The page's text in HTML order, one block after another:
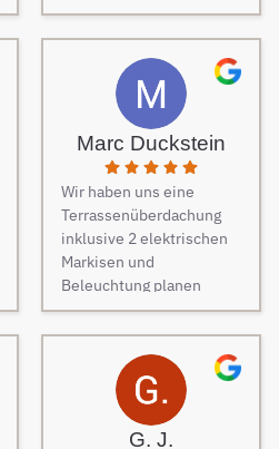
darstellt. Daher musste
dringend und schnell ein
Zaun her. Auf Empfehlung
von Freunden haben wir
unseren Zaun bei Berg
Zäune beauftragt und es
keine Sekunde bereut.
Dieser Tipp war wirklich
Gold wert! Von Angebot
bis zur Fertigstellung des
Zauns, verlief alles
absolut reibungslos. Alle
Fragen wurden im
Vorfeld schnell
beantwortet, auf
Sonderwünsche wurde
eingegangen und
Verständigungsprobleme
gab es auch keine, ganz
Marc Duckstein
Wir haben uns eine
Terrassenüberdachung
inklusive 2 elektrischen
Markisen und
Beleuchtung planen
lassen. Es war vom
ersten Kontakt bis zur
finalen Ausführung des
Projektes eine
reibungslose
Kommunikation. Sehr
G. J.